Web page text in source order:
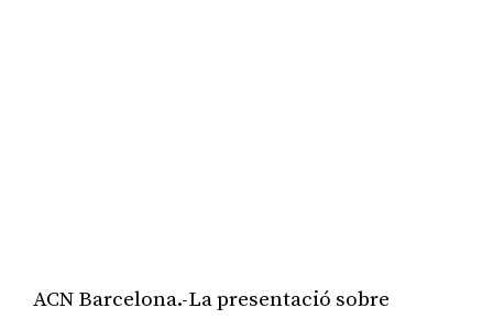
ACN Barcelona.-La presentació sobre